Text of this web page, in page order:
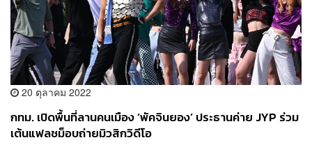
20 ตุลาคม 2022
กทม. เปิดพื้นที่ลานคนเมือง ‘พัคจินยอง’ ประธานค่าย JYP ร่วม
เต้นแฟลชม็อบถ่ายมิวสิกวิดีโอ